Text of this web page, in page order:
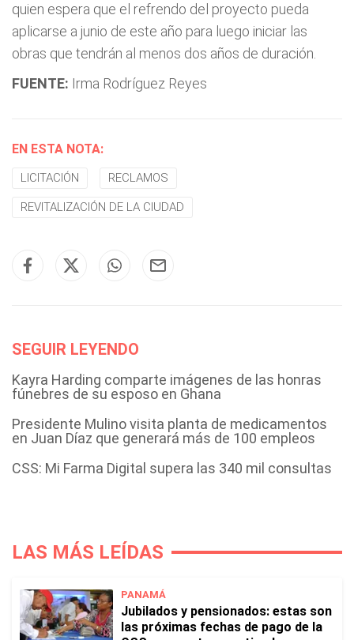
quien espera que el refrendo del proyecto pueda
aplicarse a junio de este año para luego iniciar las
obras que tendrán al menos dos años de duración.
FUENTE: Irma Rodríguez Reyes
EN ESTA NOTA:
LICITACIÓN RECLAMOS
REVITALIZACIÓN DE LA CIUDAD
SEGUIR LEYENDO
Kayra Harding comparte imágenes de las honras
fúnebres de su esposo en Ghana
Presidente Mulino visita planta de medicamentos
en Juan Díaz que generará más de 100 empleos
CSS: Mi Farma Digital supera las 340 mil consultas
LAS MÁS LEÍDAS
PANAMÁ
Jubilados y pensionados: estas son
las próximas fechas de pago de la